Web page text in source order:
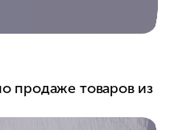
продаже товаров из